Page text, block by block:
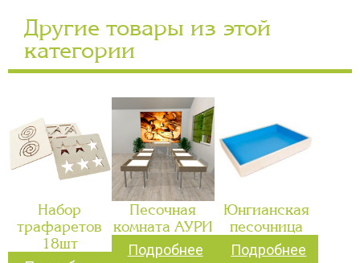
Другие товары из этой
категории
Набор
трафаретов
18шт
Песочная
комната АУРИ
Подробнее
Юнгианская
песочница
Подробнее